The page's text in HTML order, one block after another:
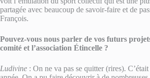
partagée avec beaucoup de savoir-faire et de
François.
Pouvez-vous nous parler de vos futurs
comité et l’association Étincelle ?
Ludivine : On ne va pas se quitter (rires).